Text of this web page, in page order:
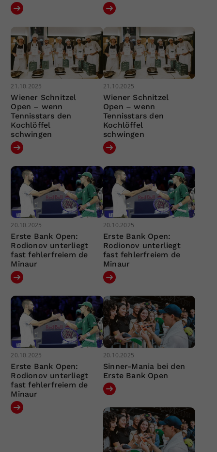
21.10.2025
Wiener Schnitzel
Open – wenn
Tennisstars den
Kochlöffel
schwingen
21.10.2025
Wiener Schnitzel
Open – wenn
Tennisstars den
Kochlöffel
schwingen
20.10.2025
Erste Bank Open:
Rodionov unterliegt
fast fehlerfreiem de
Minaur
20.10.2025
Erste Bank Open:
Rodionov unterliegt
fast fehlerfreiem de
Minaur
20.10.2025
Erste Bank Open:
Rodionov unterliegt
fast fehlerfreiem de
Minaur
20.10.2025
Sinner-Mania bei den
Erste Bank Open